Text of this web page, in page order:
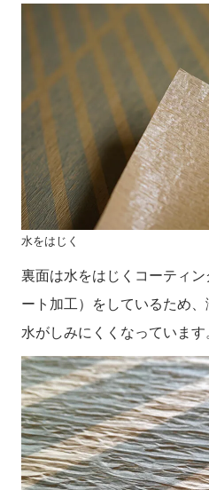
水をはじく
裏面は水をはじくコーティ
ート加工）をしているため、
水がしみにくくなっています